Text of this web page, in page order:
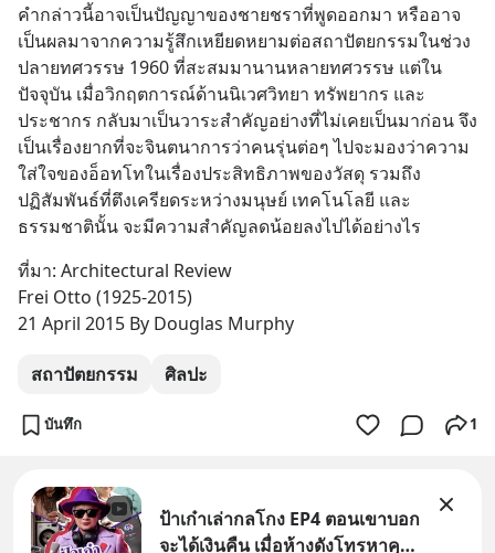
คำกล่าวนี้อาจเป็นปัญญาของชายชราที่พูดออกมา หรืออาจ
เป็นผลมาจากความรู้สึกเหยียดหยามต่อสถาปัตยกรรมในช่วง
ปลายทศวรรษ 1960 ที่สะสมมานานหลายทศวรรษ แต่ใน
ปัจจุบัน เมื่อวิกฤตการณ์ด้านนิเวศวิทยา ทรัพยากร และ
ประชากร กลับมาเป็นวาระสำคัญอย่างที่ไม่เคยเป็นมาก่อน จึง
เป็นเรื่องยากที่จะจินตนาการว่าคนรุ่นต่อๆ ไปจะมองว่าความ
ใส่ใจของอ็อทโทในเรื่องประสิทธิภาพของวัสดุ รวมถึง
ปฏิสัมพันธ์ที่ตึงเครียดระหว่างมนุษย์ เทคโนโลยี และ
ธรรมชาตินั้น จะมีความสำคัญลดน้อยลงไปได้อย่างไร
ที่มา: Architectural Review
Frei Otto (1925-2015)
21 April 2015 By Douglas Murphy
สถาปัตยกรรม ศิลปะ
บันทึก 1
ป้าเก๋าเล่ากลโกง EP4 ตอนเขาบอก
จะได้เงินคืน เมื่อห้างดังโทรหาคุณ